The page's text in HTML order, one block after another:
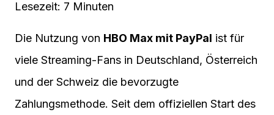
Lesezeit: 7 Minuten
Die Nutzung von HBO Max mit PayPal ist für
viele Streaming-Fans in Deutschland, Österreich
und der Schweiz die bevorzugte
Zahlungsmethode. Seit dem offiziellen Start des